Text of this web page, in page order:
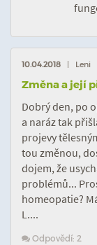
10.04.2018 | Leni
Změna a její
Dobrý den, po
a naráz tak
projevy
tou změnou,
dojem, že
problémů...
homeopatie?
L....
Odpovědí: 2